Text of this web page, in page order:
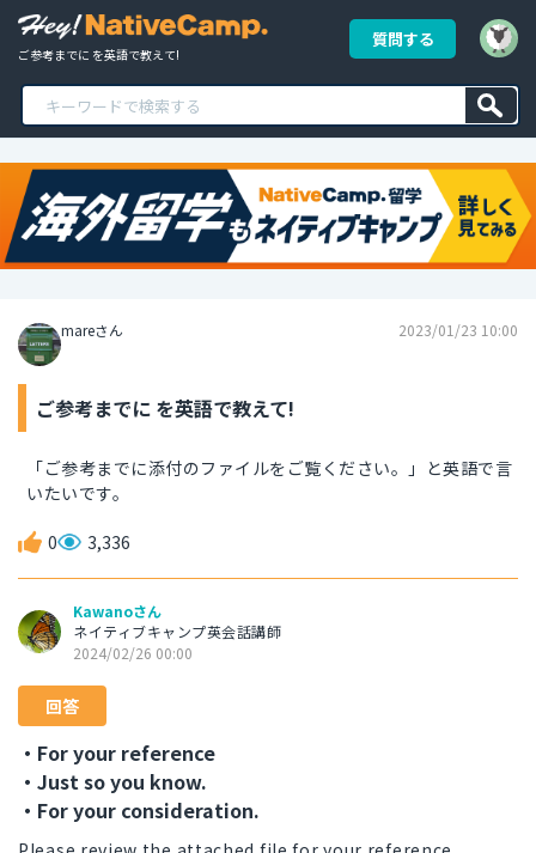
ご参考までに を英語で教えて!
質問する
mareさん 2023/01/23 10:00
ご参考までに を英語で教えて!
「ご参考までに添付のファイルをご覧ください。」と英語で言
いたいです。
0 3,336
Kawanoさん
ネイティブキャンプ英会話講師
2024/02/26 00:00
回答
・For your reference
・Just so you know.
・For your consideration.